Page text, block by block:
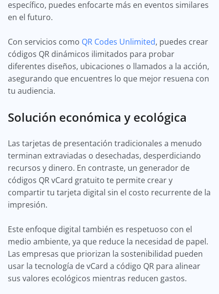
específico, puedes enfocarte más en eventos similares
en el futuro.
Con servicios como QR Codes Unlimited, puedes crear
códigos QR dinámicos ilimitados para probar
diferentes diseños, ubicaciones o llamados a la acción,
asegurando que encuentres lo que mejor resuena con
tu audiencia.
Solución económica y ecológica
Las tarjetas de presentación tradicionales a menudo
terminan extraviadas o desechadas, desperdiciando
recursos y dinero. En contraste, un generador de
códigos QR vCard gratuito te permite crear y
compartir tu tarjeta digital sin el costo recurrente de la
impresión.
Este enfoque digital también es respetuoso con el
medio ambiente, ya que reduce la necesidad de papel.
Las empresas que priorizan la sostenibilidad pueden
usar la tecnología de vCard a código QR para alinear
sus valores ecológicos mientras reducen gastos.